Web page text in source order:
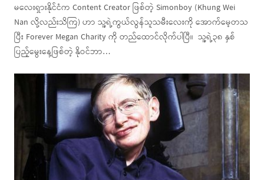
မလေးရှားနိုင်ငံက Content Creator ဖြစ်တဲ့ Simonboy (Khung Wei
Nan လို့လည်းသိကြ) ဟာ သူ့ရဲ့ကွယ်လွန်သူသမီးလေးကို အောက်မေ့တသ
ပြီး Forever Megan Charity ကို တည်ထောင်လိုက်ပါပြီ။ သူ့ရဲ့၃၈ နှစ်
ပြည့်မွေးနေ့ဖြစ်တဲ့ နိုဝင်ဘာ…